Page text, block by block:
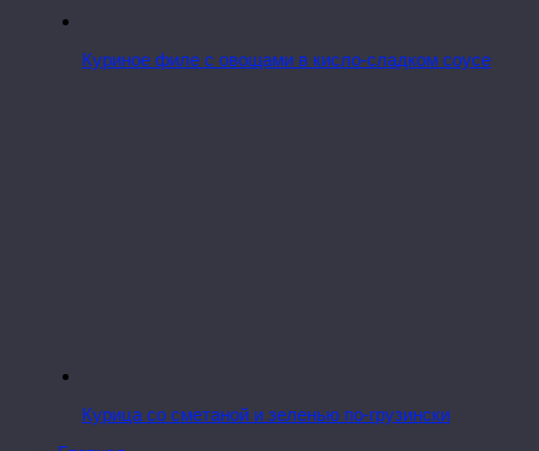
Куриное филе с овощами в кисло-сладком соусе
Курица со сметаной и зеленью по-грузински